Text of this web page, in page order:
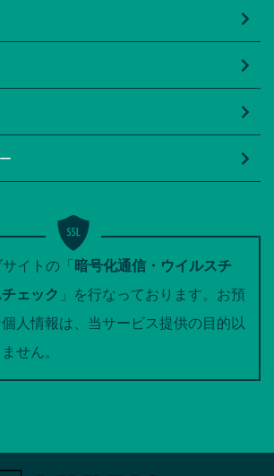
イトの「暗号化通信・ウイルスチ
ェック 」を行なっております。お預
人情報は、当サービス提供の目的以
せん。